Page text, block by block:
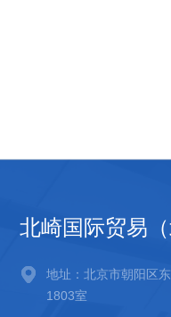
北崎国际贸易
地址：北京市朝阳区
1803室